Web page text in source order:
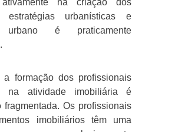
ativamente na criação dos
estratégias urbanísticas e
urbano é praticamente
a formação dos profissionais
na atividade imobiliária é
fragmentada. Os profissionais
imobiliários têm uma